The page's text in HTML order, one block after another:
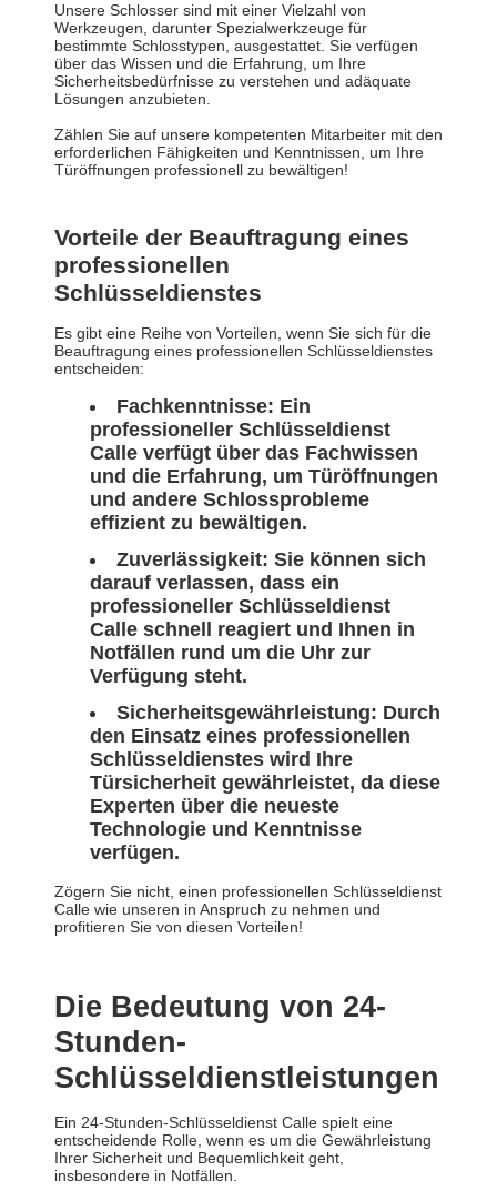
Unsere Schlosser sind mit einer Vielzahl von
Werkzeugen, darunter Spezialwerkzeuge für
bestimmte Schlosstypen, ausgestattet. Sie verfügen
über das Wissen und die Erfahrung, um Ihre
Sicherheitsbedürfnisse zu verstehen und adäquate
Lösungen anzubieten.
Zählen Sie auf unsere kompetenten Mitarbeiter mit den
erforderlichen Fähigkeiten und Kenntnissen, um Ihre
Türöffnungen professionell zu bewältigen!
Vorteile der Beauftragung eines
professionellen
Schlüsseldienstes
Es gibt eine Reihe von Vorteilen, wenn Sie sich für die
Beauftragung eines professionellen Schlüsseldienstes
entscheiden:
Fachkenntnisse: Ein
professioneller Schlüsseldienst
Calle verfügt über das Fachwissen
und die Erfahrung, um Türöffnungen
und andere Schlossprobleme
effizient zu bewältigen.
Zuverlässigkeit: Sie können sich
darauf verlassen, dass ein
professioneller Schlüsseldienst
Calle schnell reagiert und Ihnen in
Notfällen rund um die Uhr zur
Verfügung steht.
Sicherheitsgewährleistung: Durch
den Einsatz eines professionellen
Schlüsseldienstes wird Ihre
Türsicherheit gewährleistet, da diese
Experten über die neueste
Technologie und Kenntnisse
verfügen.
Zögern Sie nicht, einen professionellen Schlüsseldienst
Calle wie unseren in Anspruch zu nehmen und
profitieren Sie von diesen Vorteilen!
Die Bedeutung von 24-
Stunden-
Schlüsseldienstleistungen
Ein 24-Stunden-Schlüsseldienst Calle spielt eine
entscheidende Rolle, wenn es um die Gewährleistung
Ihrer Sicherheit und Bequemlichkeit geht,
insbesondere in Notfällen.